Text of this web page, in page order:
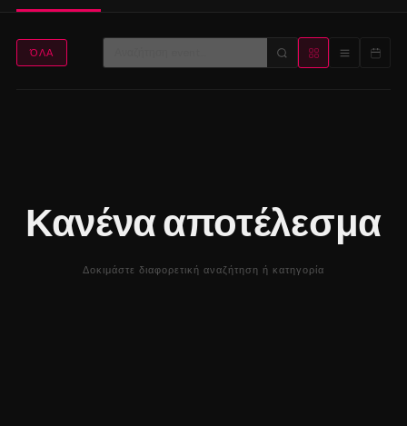
ΌΛΑ
Κανένα αποτέλεσμα
Δοκιμάστε διαφορετική αναζήτηση ή κατηγορία